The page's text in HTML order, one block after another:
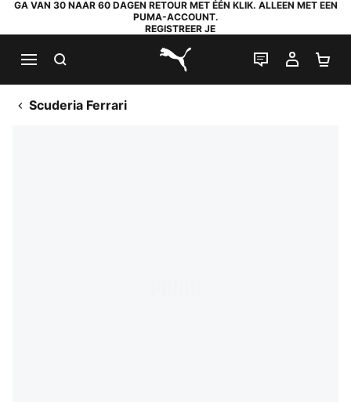
GA VAN 30 NAAR 60 DAGEN RETOUR MET ÉÉN KLIK. ALLEEN MET EEN
PUMA-ACCOUNT.
REGISTREER JE
PUMA.com
LIVE CHAT
MIJN
Scuderia Ferrari